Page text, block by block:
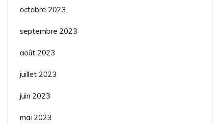
octobre 2023
septembre 2023
août 2023
juillet 2023
juin 2023
mai 2023